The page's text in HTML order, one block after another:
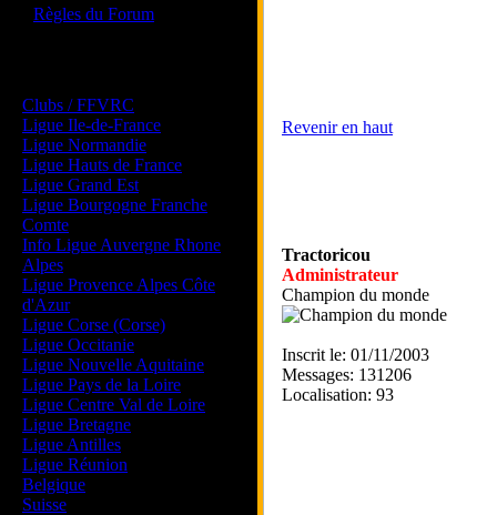
Règles du Forum
Clubs / FFVRC
Ligue Ile-de-France
Ligue Normandie
Ligue Hauts de France
Ligue Grand Est
Ligue Bourgogne Franche
Comte
Info Ligue Auvergne Rhone
Alpes
Ligue Provence Alpes Côte
d'Azur
Ligue Corse (Corse)
Ligue Occitanie
Ligue Nouvelle Aquitaine
Ligue Pays de la Loire
Ligue Centre Val de Loire
Ligue Bretagne
Ligue Antilles
Ligue Réunion
Belgique
Suisse
Revenir en haut
Tractoricou
Administrateur
Champion du monde
Inscrit le: 01/11/2003
Messages: 131206
Localisation: 93